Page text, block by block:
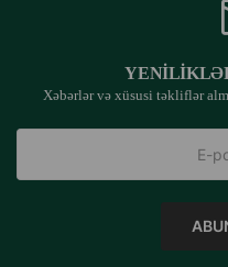
Xəbərlər və xüsusi təkliflər